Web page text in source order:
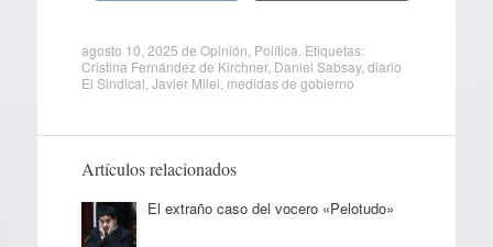
agosto 10, 2025 de Opinión Política . Etiquetas:
Cristina Fernández de Kirchner, Daniel Sabsay, diario
El Sindical Javier Milei medidas de gobierno
Artículos relacionados
El extraño caso del vocero «Pelotudo»